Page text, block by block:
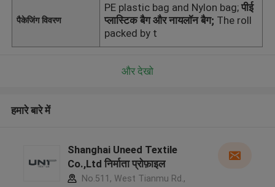
पैकेजिंग विवरण
PE plastic bag and Nylon bag; पीई
प्लास्टिक बैग और नायलॉन बैग; The roll
packed by t
और देखो
हमारे बारे में
Shanghai Uneed Textile
Co.,Ltd निर्माता प्रोफ़ाइल
No.511, West Tianmu Rd.,